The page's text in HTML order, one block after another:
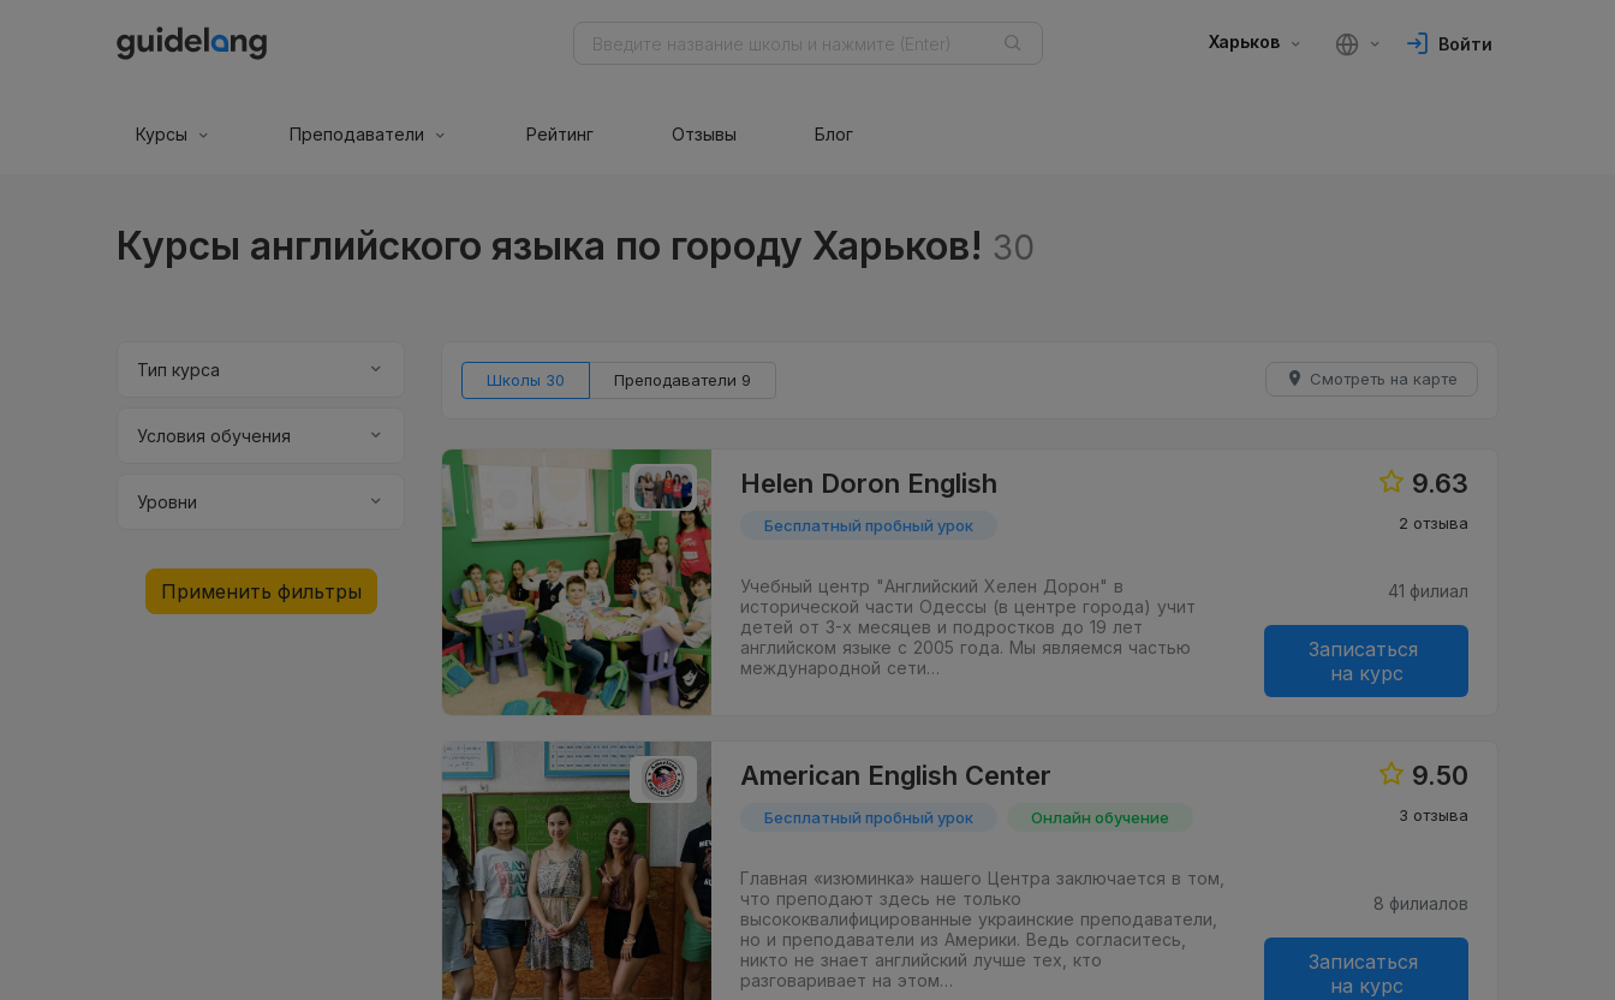
Харьков Войти
Курсы Преподаватели Рейтинг Отзывы Блог
Курсы английского языка по городу Харьков! 30
Тип курса
Условия обучения
Уровни
Применить фильтры
Школы 30 Преподаватели 9 Смотреть на карте
Helen Doron English
Бесплатный пробный урок
Учебный центр "Английский Хелен Дорон" в
исторической части Одессы (в центре города) учит
детей от 3-х месяцев и подростков до 19 лет
английском языке с 2005 года. Мы являемся частью
международной сети…
9.63
2 отзыва
41 филиал
Записаться
на курс
American English Center
Бесплатный пробный урок Онлайн обучение
Главная «изюминка» нашего Центра заключается в том,
что преподают здесь не только
высококвалифицированные украинские преподаватели,
но и преподаватели из Америки. Ведь согласитесь,
никто не знает английский лучше тех, кто
разговаривает на этом…
9.50
3 отзыва
8 филиалов
Записаться
на курс